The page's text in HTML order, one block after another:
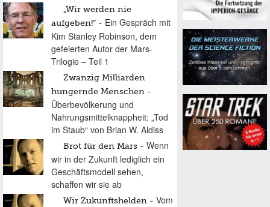
„Wir werden nie
aufgeben!“
Ein Gespräch mit
Kim Stanley Robinson, dem
gefeierten Autor der Mars-
Trilogie – Teil 1
Zwanzig Milliarden
hungernde Menschen
Überbevölkerung und
Nahrungsmittelknappheit: „Tod
im Staub“ von Brian W. Aldiss
Brot für den Mars
Wenn
wir in der Zukunft lediglich ein
Geschäftsmodell sehen,
schaffen wir sie ab
Wir Zukunftshelden
Vom